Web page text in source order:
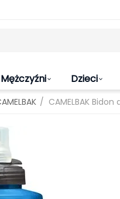
Mężczyźni Dzieci
/ CAMELBAK